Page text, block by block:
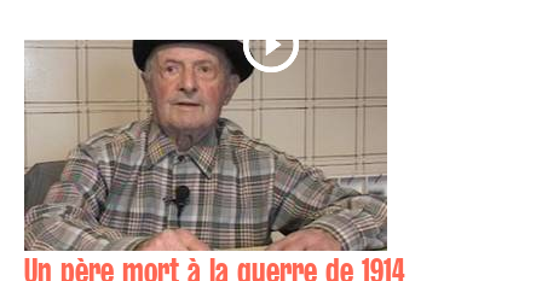
Un père mort à la guerre de 1914